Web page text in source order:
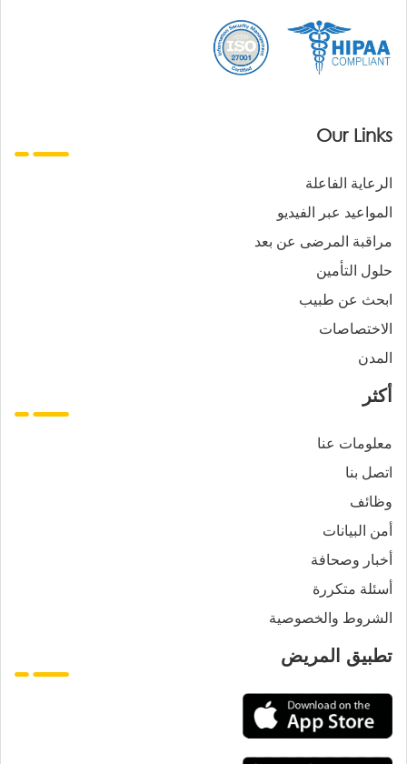
Our Links
الرعاية الفاعلة
المواعيد عبر الفيديو
مراقبة المرضى عن بعد
حلول التأمين
ابحث عن طبيب
الاختصاصات
المدن
أكثر
معلومات عنا
اتصل بنا
وظائف
أمن البيانات
أخبار وصحافة
أسئلة متكررة
الشروط والخصوصية
تطبيق المريض